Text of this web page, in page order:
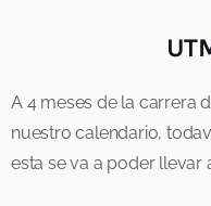
A 4 meses de la carrera
nuestro calendario,
esta se va a poder llevar